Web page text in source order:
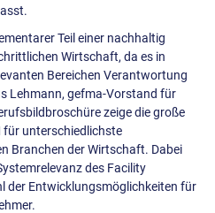
Teil einer nachhaltig
Wirtschaft, da es in
Bereichen Verantwortung
Lehmann, gefma-Vorstand für
zeige die große
für unterschiedlichste
Branchen der Wirtschaft. Dabei
des Facility
der Entwicklungsmöglichkeiten für